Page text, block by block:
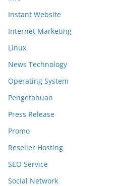
Instant Website
Internet Marketing
Linux
News Technology
Operating System
Pengetahuan
Press Release
Promo
Reseller Hosting
SEO Service
Social Network